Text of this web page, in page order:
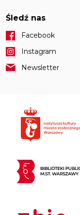
Śledź nas
Facebook
Instagram
Newsletter